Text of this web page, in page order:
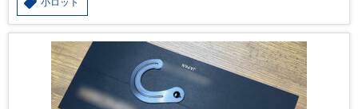
小ロット